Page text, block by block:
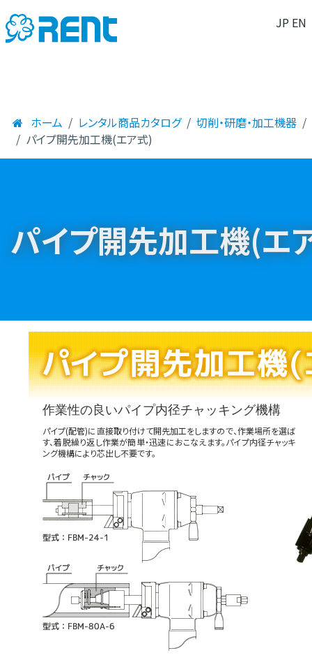
JP EN
ホーム レンタル商品カタログ 切削・研磨・加工機器
パイプ開先加工機(エア式)
パイプ開先加工機(エ
作業性の良いパイプ内径チャッキング機構
パイプ(配管)に直接取り付けて開先加工をしますので、作業場所を選ば
す、着脱繰り返し作業が簡単・迅速におこなえます。パイプ内径チャッキ
ング機構により芯出し不要です。